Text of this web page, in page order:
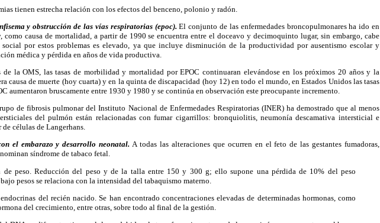
tienen estrecha relación con los efectos del benceno, polonio y radón.
y obstrucción de las vías respiratorias (epoc). El conjunto de las enfermedades broncopulmonares ha ido en
como causa de mortalidad, a partir de 1990 se encuentra entre el doceavo y decimoquinto lugar, sin embargo, cabe
social por estos problemas es elevado, ya que incluye disminución de la productividad por ausentismo escolar y
médica y pérdida en años de vida productiva.
de la OMS, las tasas de morbilidad y mortalidad por EPOC continuaran elevándose en los próximos 20 años y la
causa de muerte (hoy cuarta) y en la quinta de discapacidad (hoy 12) en todo el mundo, en Estados Unidos las tasas
aumentaron bruscamente entre 1930 y 1980 y se continúa en observación este preocupante incremento.
de fibrosis pulmonar del Instituto Nacional de Enfermedades Respiratorias (INER) ha demostrado que al menos
del pulmón están relacionadas con fumar cigarrillos: bronquiolitis, neumonía descamativa intersticial e
células de Langerhans.
el embarazo y desarrollo neonatal. A todas las alteraciones que ocurren en el feto de las gestantes fumadoras,
síndrome de tabaco fetal.
de peso. Reducción del peso y de la talla entre 150 y 300 g; ello supone una pérdida de 10% del peso
bajo pesos se relaciona con la intensidad del tabaquismo materno.
del recién nacido. Se han encontrado concentraciones elevadas de determinadas hormonas, como
del crecimiento, entre otras, sobre todo al final de la gestión.